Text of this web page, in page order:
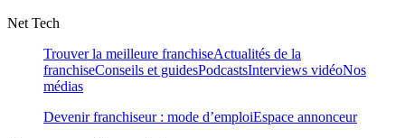
Net Tech
Trouver la meilleure franchiseActualités de la
franchiseConseils et guidesPodcastsInterviews vidéoNos
médias
Devenir franchiseur : mode d’emploiEspace annonceur